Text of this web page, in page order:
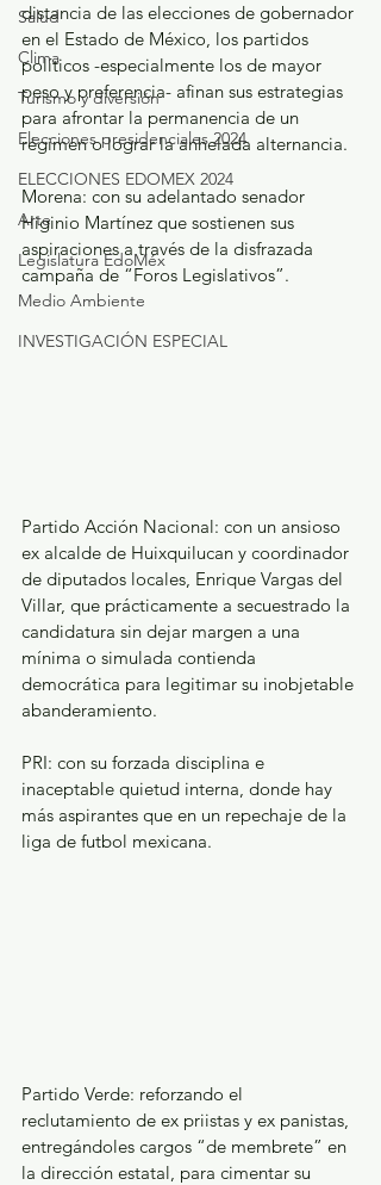
Salud
Clima
Turismo y diversión
Elecciones presidenciales 2024
ELECCIONES EDOMEX 2024
Arte
Legislatura EdoMéx
Medio Ambiente
INVESTIGACIÓN ESPECIAL
distancia de las elecciones de gobernador
en el Estado de México, los partidos
políticos -especialmente los de mayor
peso y preferencia- afinan sus estrategias
para afrontar la permanencia de un
régimen o lograr la anhelada alternancia.
Morena: con su adelantado senador
Higinio Martínez que sostienen sus
aspiraciones a través de la disfrazada
campaña de “Foros Legislativos”.
Partido Acción Nacional: con un ansioso
ex alcalde de Huixquilucan y coordinador
de diputados locales, Enrique Vargas del
Villar, que prácticamente a secuestrado la
candidatura sin dejar margen a una
mínima o simulada contienda
democrática para legitimar su inobjetable
abanderamiento.
PRI: con su forzada disciplina e
inaceptable quietud interna, donde hay
más aspirantes que en un repechaje de la
liga de futbol mexicana.
Partido Verde: reforzando el
reclutamiento de ex priistas y ex panistas,
entregándoles cargos “de membrete” en
la dirección estatal, para cimentar su